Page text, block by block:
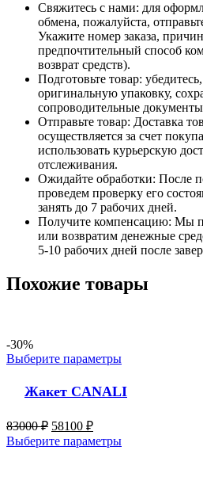
Свяжитесь с нами: для
обмена, пожалуйста,
Укажите номер заказа,
предпочтительный способ
возврат средств).
Подготовьте товар:
оригинальную упаковку,
сопроводительные
Отправьте товар: Доставка
осуществляется за счет
использовать курьерскую
отслеживания.
Ожидайте обработки: После
проведем проверку его
занять до 7 рабочих дней.
Получите компенсацию: Мы
или возвратим денежные
5-10 рабочих дней после
Похожие товары
-30%
Выберите параметры
Жакет CANALI
83000₽ 58100 ₽
Выберите параметры